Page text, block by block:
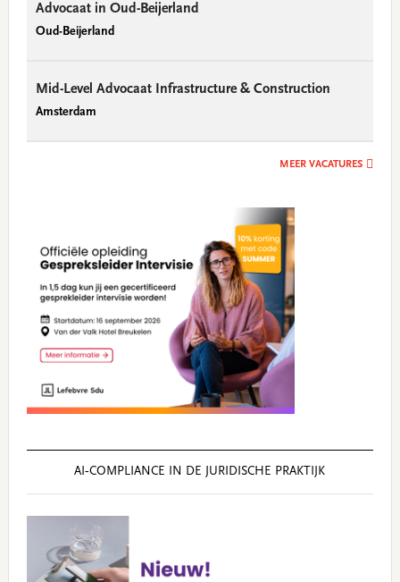
Advocaat in Oud-Beijerland
Oud-Beijerland
Mid-Level Advocaat Infrastructure & Construction
Amsterdam
MEER VACATURES
AI‑COMPLIANCE IN DE JURIDISCHE PRAKTIJK